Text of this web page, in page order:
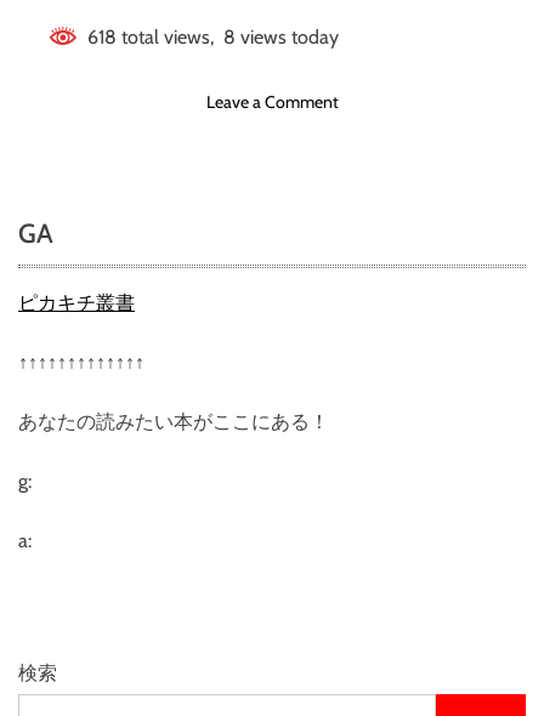
618 total views, 8 views today
Leave a Commento
る
GA
ピカキチ叢書
↑↑↑↑↑↑↑↑↑↑↑↑↑
あなたの読みたい本がここにある！
g:
a:
検索